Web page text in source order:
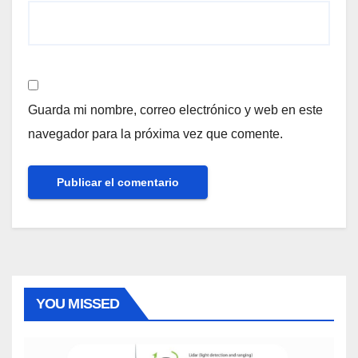
Guarda mi nombre, correo electrónico y web en este
navegador para la próxima vez que comente.
YOU MISSED